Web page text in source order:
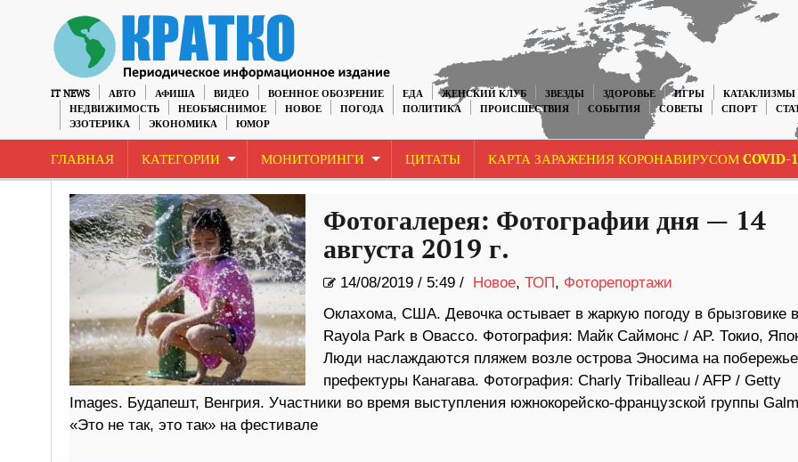
IT NEWS АВТО АФИША ВИДЕО ВОЕННОЕ ОБОЗРЕНИЕ ЕДА ЖЕНСКИЙ КЛУБ ЗВЕЗДЫ ЗДОРОВЬЕ ИГРЫ КАТАКЛИЗМЫ
НЕДВИЖИМОСТЬ
НЕОБЪЯСНИМОЕ НОВОЕ ПОГОДА ПОЛИТИКА ПРОИСШЕСТВИЯ СОБЫТИЯ СОВЕТЫ СПОРТ
ЭЗОТЕРИКА
ЭКОНОМИКА ЮМОР
ГЛАВНАЯ КАТЕГОРИИ МОНИТОРИНГИ ЦИТАТЫ КАРТА ЗАРАЖЕНИЯ КОРОНАВИРУСОМ COVID-
Фотогалерея: Фотографии дня — 14
августа 2019 г.
14/08/2019/ 5:49 / Новое, ТОП, Фоторепортажи
Оклахома, США. Девочка остывает в жаркую погоду в брызговике в
Rayola Park в Овассо. Фотография: Майк Саймонс / AP. Токио,
Люди наслаждаются пляжем возле острова Эносима на побережье
префектуры Канагава. Фотография: Charly Triballeau / AFP / Getty
Images. Будапешт, Венгрия. Участники во время выступления южнокорейско-французской группы
«Это не так, это так» на фестивале